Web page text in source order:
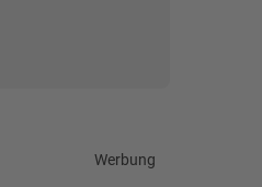
Werbung